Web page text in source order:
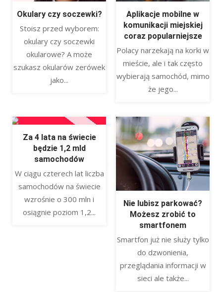
Okulary czy soczewki?
Stoisz przed wyborem:
okulary czy soczewki
okularowe? A może
szukasz okularów zerówek
jako...
Aplikacje mobilne w
komunikacji miejskiej
coraz popularniejsze
Polacy narzekają na korki w
mieście, ale i tak często
wybierają samochód, mimo
że jego...
Za 4 lata na świecie
będzie 1,2 mld
samochodów
W ciągu czterech lat liczba
samochodów na świecie
wzrośnie o 300 mln i
osiągnie poziom 1,2...
Nie lubisz parkować?
Możesz zrobić to
smartfonem
Smartfon już nie służy tylko
do dzwonienia,
przeglądania informacji w
sieci ale także...